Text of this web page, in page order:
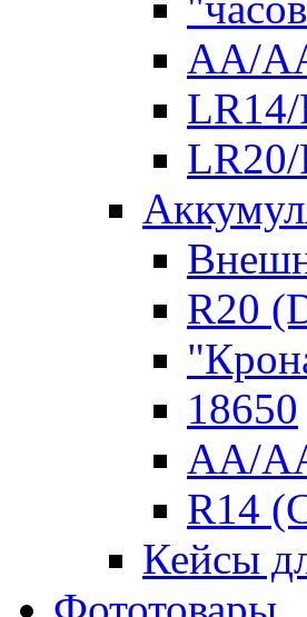
AA/
R20
18650
AA/
R14
Кейсы